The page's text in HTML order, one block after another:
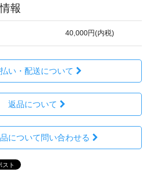
報
40,000円(内税)
い・配送について
返品について
について問い合わせる